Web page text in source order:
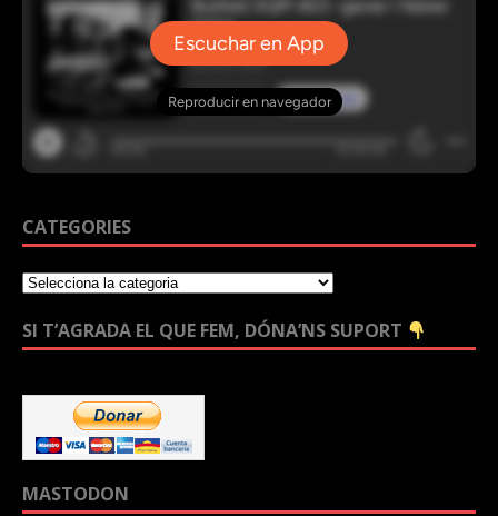
CATEGORIES
SI T’AGRADA EL QUE FEM, DÓNA’NS SUPORT
MASTODON